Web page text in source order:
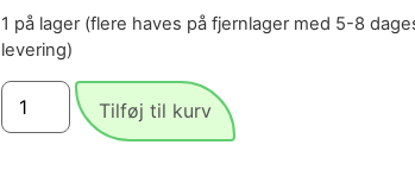
1 på lager (flere haves på fjernlager med 5-8
levering)
Tilføj til kurv